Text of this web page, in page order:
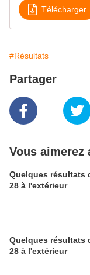
Télécharger
#Résultats
Partager
Vous aimerez
Quelques résultats
28 à l'extérieur
Quelques résultats
28 à l'extérieur